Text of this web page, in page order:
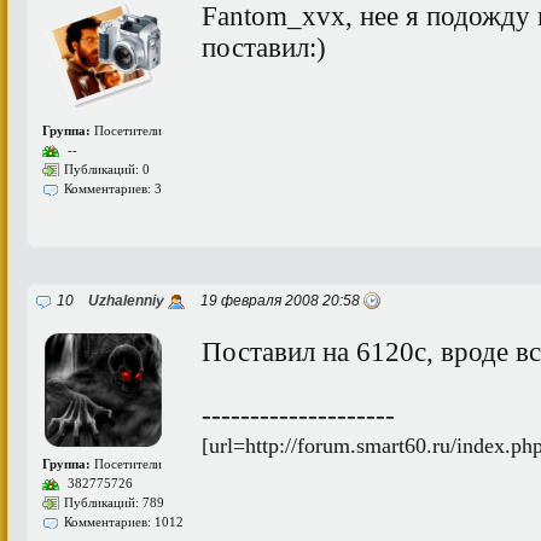
Группа: Посетители
--
Публикаций: 0
Комментариев: 3
Fantom_xvx, нее я подожду
поставил:)
10 Uzhalenniy 19 февраля 2008 20:58
Группа: Посетители
382775726
Публикаций: 789
Комментариев: 1012
Поставил на 6120с, вроде
--------------------
[url=http://forum.smart60.ru/